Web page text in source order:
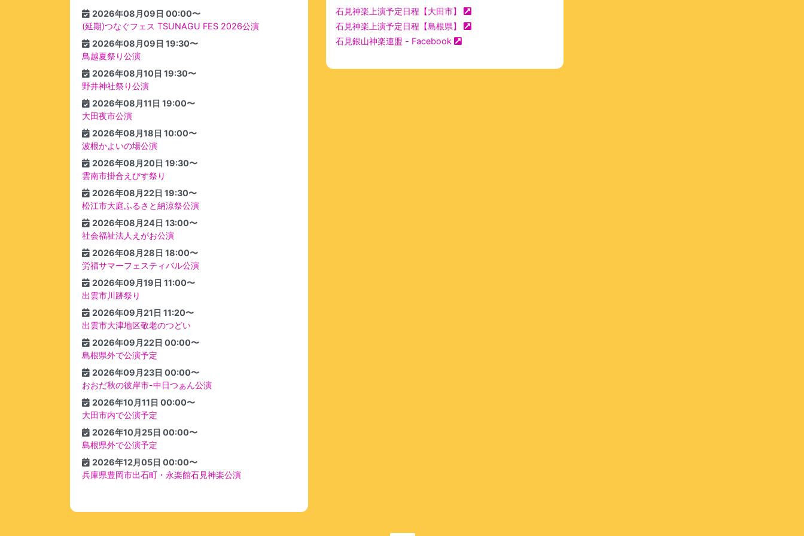
2026年08月09日 00:00〜
(延期)つなぐフェス TSUNAGU FES 2026公演
2026年08月09日 19:30〜
鳥越夏祭り公演
2026年08月10日 19:30〜
野井神社祭り公演
2026年08月11日 19:00〜
大田夜市公演
2026年08月18日 10:00〜
波根かよいの場公演
2026年08月20日 19:30〜
雲南市掛合えびす祭り
2026年08月22日 19:30〜
松江市大庭ふるさと納涼祭公演
2026年08月24日 13:00〜
社会福祉法人えがお公演
2026年08月28日 18:00〜
労福サマーフェスティバル公演
2026年09月19日 11:00〜
出雲市川跡祭り
2026年09月21日 11:20〜
出雲市大津地区敬老のつどい
2026年09月22日 00:00〜
島根県外で公演予定
2026年09月23日 00:00〜
おおだ秋の彼岸市-中日つぁん公演
2026年10月11日 00:00〜
大田市内で公演予定
2026年10月25日 00:00〜
島根県外で公演予定
2026年12月05日 00:00〜
兵庫県豊岡市出石町・永楽館石見神楽公演
石見神楽上演予定日程【大田市】
石見神楽上演予定日程【島根県】
石見銀山神楽連盟 - Facebook